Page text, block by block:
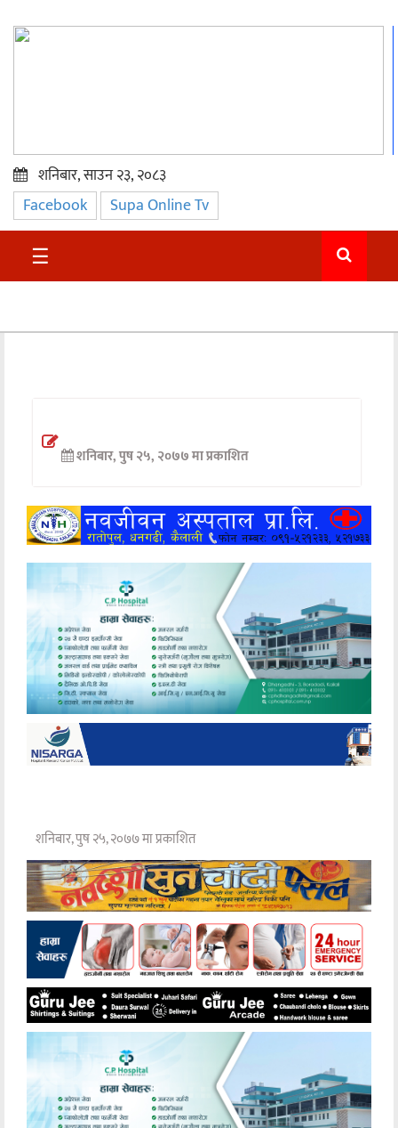
प्रमुख
समाचार
सुदुर
अन्तर्वार्ता
खेलकुद
मनोरञ्जन
अन्य
शनिबार, साउन २३, २०८३
Facebook Supa Online Tv
☰
शनिबार, पुष २५, २०७७ मा प्रकाशित
शनिबार, पुष २५, २०७७ मा प्रकाशित